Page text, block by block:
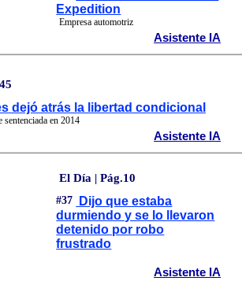
Expedition
Empresa automotriz
Asistente IA
dejó atrás la libertad condicional
en 2014
Asistente IA
El Día | Pág.10
#37
Dijo que estaba
durmiendo y se lo llevaron
detenido por robo
frustrado
Asistente IA